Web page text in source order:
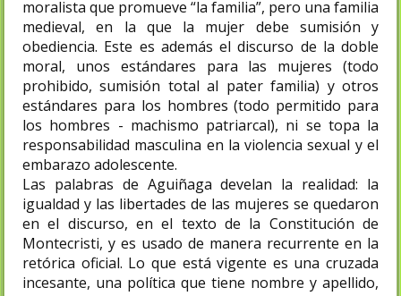
moralista que promueve “la familia”, pero una familia
medieval, en la que la mujer debe sumisión y
obediencia. Este es además el discurso de la doble
moral, unos estándares para las mujeres (todo
prohibido, sumisión total al pater familia) y otros
estándares para los hombres (todo permitido para
los hombres - machismo patriarcal), ni se topa la
responsabilidad masculina en la violencia sexual y el
embarazo adolescente.
Las palabras de Aguiñaga develan la realidad: la
igualdad y las libertades de las mujeres se quedaron
en el discurso, en el texto de la Constitución de
Montecristi, y es usado de manera recurrente en la
retórica oficial. Lo que está vigente es una cruzada
incesante, una política que tiene nombre y apellido,